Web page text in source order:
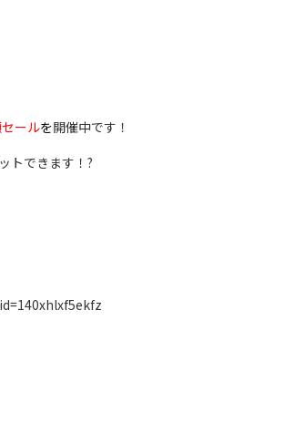
ールを開催中です！
トできます！?